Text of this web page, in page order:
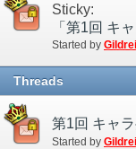
Sticky:
「第1回 キ
Started by
Threads
第1回 キャ
Started by